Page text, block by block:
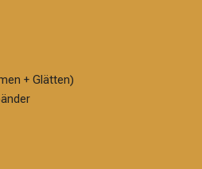
+ Glätten)